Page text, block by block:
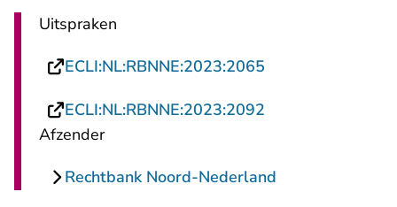
Uitspraken
ECLI:NL:RBNNE:2023:2065
ECLI:NL:RBNNE:2023:2092
Afzender
Rechtbank Noord-Nederland